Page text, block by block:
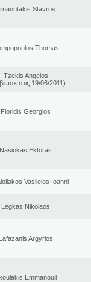
Stavros
Thomas
Tzekis Angelos
στις 19/06/2011)
Floridis Georgios
Nasiokas Ektoras
Vasileios Ioanni
Legkas Nikolaos
Lafazanis Argyrios
Emmanouil